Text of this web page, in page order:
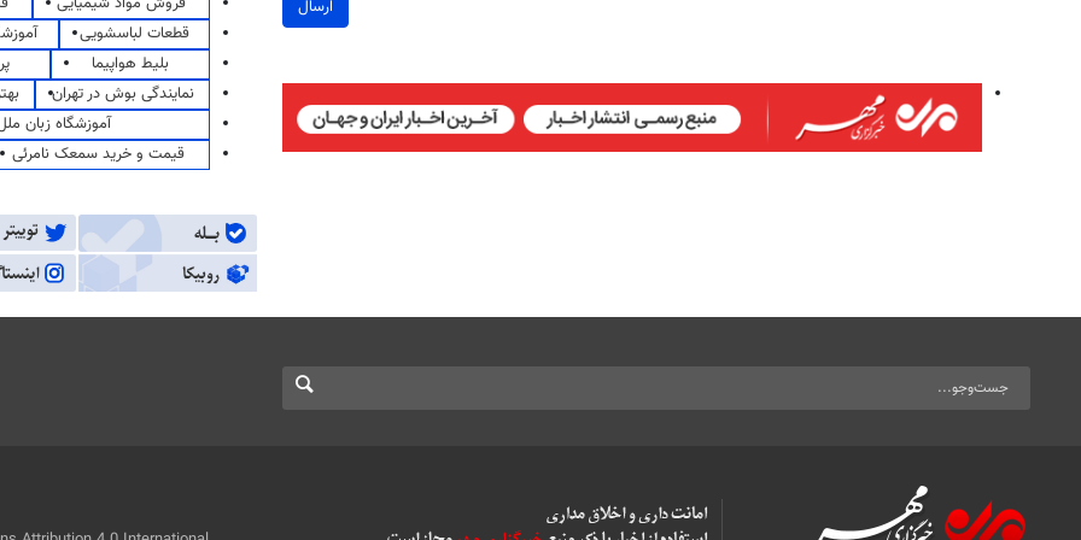
ارسال
قطعات لباسشویی
بلیط هواپیما
نمایندگی بوش در تهران
آموزشگاه زبان
قیمت و خرید سمعک نامرئی